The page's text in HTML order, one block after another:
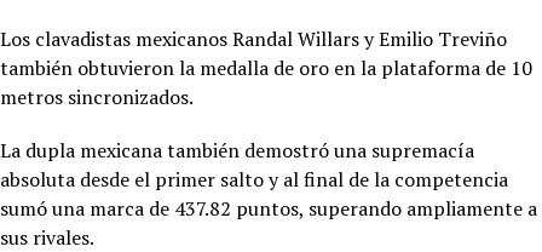
Los clavadistas mexicanos Randal Willars y Emilio Treviño
también obtuvieron la medalla de oro en la plataforma de 10
metros sincronizados.
La dupla mexicana también demostró una supremacía
absoluta desde el primer salto y al final de la competencia
sumó una marca de 437.82 puntos, superando ampliamente a
sus rivales.